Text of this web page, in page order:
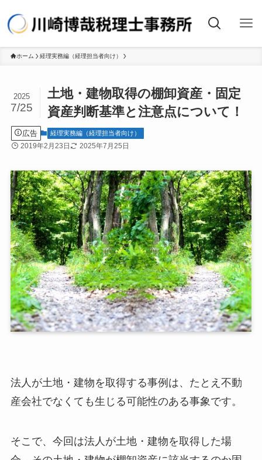
ホーム 経理実務編（経理担当者向け）
土地・建物取得の棚卸資産・固定
資産判断基準と注意点について！
2025
7/25
広告 経理実務編（経理担当者向け）
2019年2月23日 2025年7月25日
法人が土地・建物を取得する事例は、たとえ不動
産会社でなくても生じる可能性のある事象です。
そこで、今回は法人が土地・建物を取得した場